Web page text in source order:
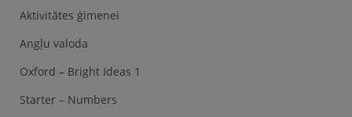
Aktivitātes ģimenei
Angļu valoda
Oxford – Bright Ideas 1
Starter – Numbers